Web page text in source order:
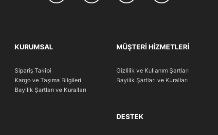
KURUMSAL
Sipariş Takibi
Kargo ve Taşıma Bilgileri
Bayilik Şartları ve Kuralları
MÜŞTERI HIZMETLERI
Gizlilik ve Kullanım Şartları
Bayilik Şartları ve Kuralları
DESTEK